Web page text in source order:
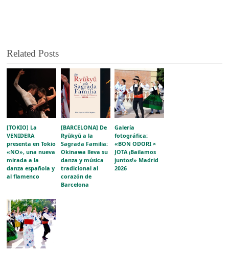
Related Posts
[TOKIO] La
VENIDERA
presenta en Tokio
«NO», una nueva
mirada a la
danza española y
al flamenco
[BARCELONA] De
Ryūkyū a la
Sagrada Familia:
Okinawa lleva su
danza y música
tradicional al
corazón de
Barcelona
Galería
fotográfica:
«BON ODORI ×
JOTA ¡Bailamos
juntos!» Madrid
2026